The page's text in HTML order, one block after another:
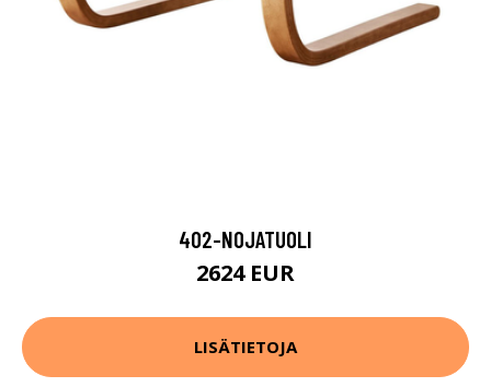
402-NOJATUOLI
2624 EUR
LISÄTIETOJA